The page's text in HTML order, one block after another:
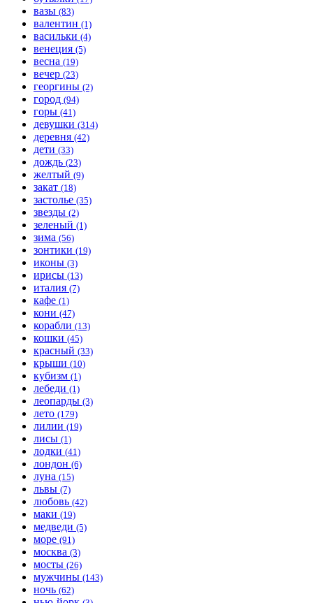
вазы (83)
валентин (1)
васильки (4)
венеция (5)
весна (19)
вечер (23)
георгины (2)
город (94)
горы (41)
девушки (314)
деревня (42)
дети (33)
дождь (23)
желтый (9)
закат (18)
застолье (35)
звезды (2)
зеленый (1)
зима (56)
зонтики (19)
иконы (3)
ирисы (13)
италия (7)
кафе (1)
кони (47)
корабли (13)
кошки (45)
красный (33)
крыши (10)
кубизм (1)
лебеди (1)
леопарды (3)
лето (179)
лилии (19)
лисы (1)
лодки (41)
лондон (6)
луна (15)
львы (7)
любовь (42)
маки (19)
медведи (5)
море (91)
москва (3)
мосты (26)
мужчины (143)
ночь (62)